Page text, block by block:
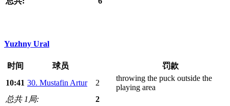
Yuzhny Ural
时间 球员
罚款
10:41 30. Mustafin Artur 2
throwing the puck outside the
playing area
总共 1局:
2